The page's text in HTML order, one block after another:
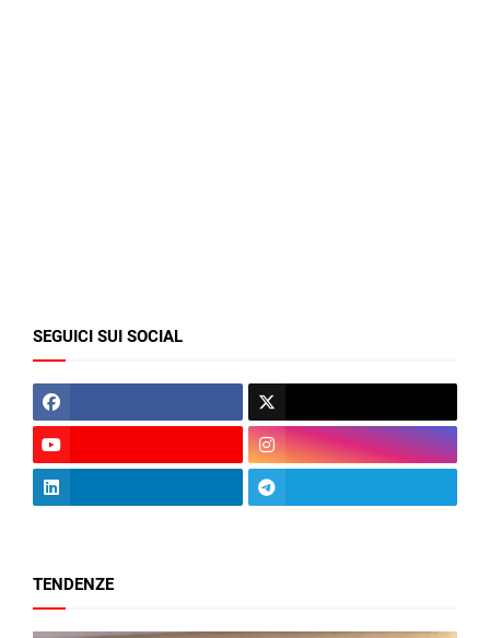
SEGUICI SUI SOCIAL
TENDENZE